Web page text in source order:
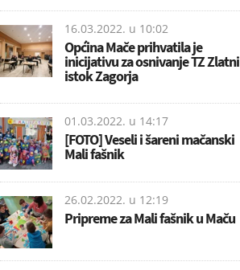
16.03.2022. u 10:02
Općina Mače prihvatila je
inicijativu za osnivanje TZ Zlatni
istok Zagorja
01.03.2022. u 14:17
[FOTO] Veseli i šareni mačanski
Mali fašnik
26.02.2022. u 12:19
Pripreme za Mali fašnik u Maču